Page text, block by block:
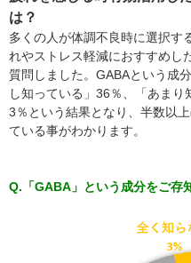
は？
多くの人が体調不良時に選択す
れやストレス軽減におすすめし
質問しました。GABAという成
し知っている」36％、「あまり
3％という結果となり、半数以
ている事がわかります。
Q.「GABA」という成分をご存